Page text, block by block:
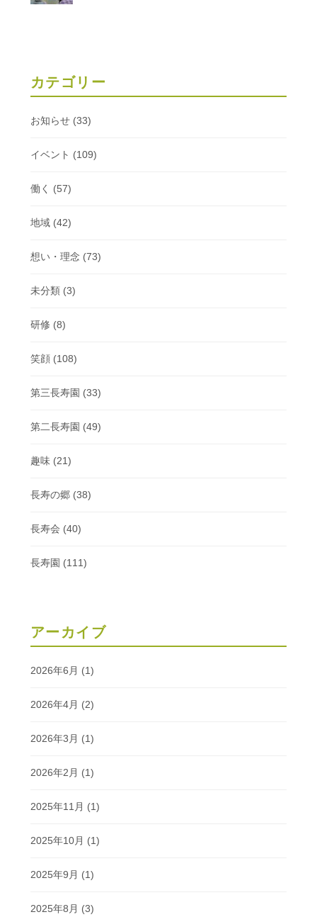
カテゴリー
お知らせ(33)
イベント (109)
働く (57)
地域(42)
想い・理念 (73)
未分類(3)
研修 (8)
笑顔(108)
第三長寿園 (33)
第二長寿園 (49)
趣味(21)
長寿の郷(38)
長寿会 (40)
長寿園 (111)
アーカイブ
2026年6月 (1)
2026年4月 (2)
2026年3月 (1)
2026年2月 (1)
2025年11月 (1)
2025年10月 (1)
2025年9月 (1)
2025年8月 (3)